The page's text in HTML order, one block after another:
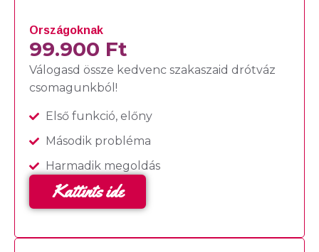
Országoknak
99.900 Ft
Válogasd össze kedvenc szakaszaid drótváz
csomagunkból!
Első funkció, előny
Második probléma
Harmadik megoldás
Kattints ide